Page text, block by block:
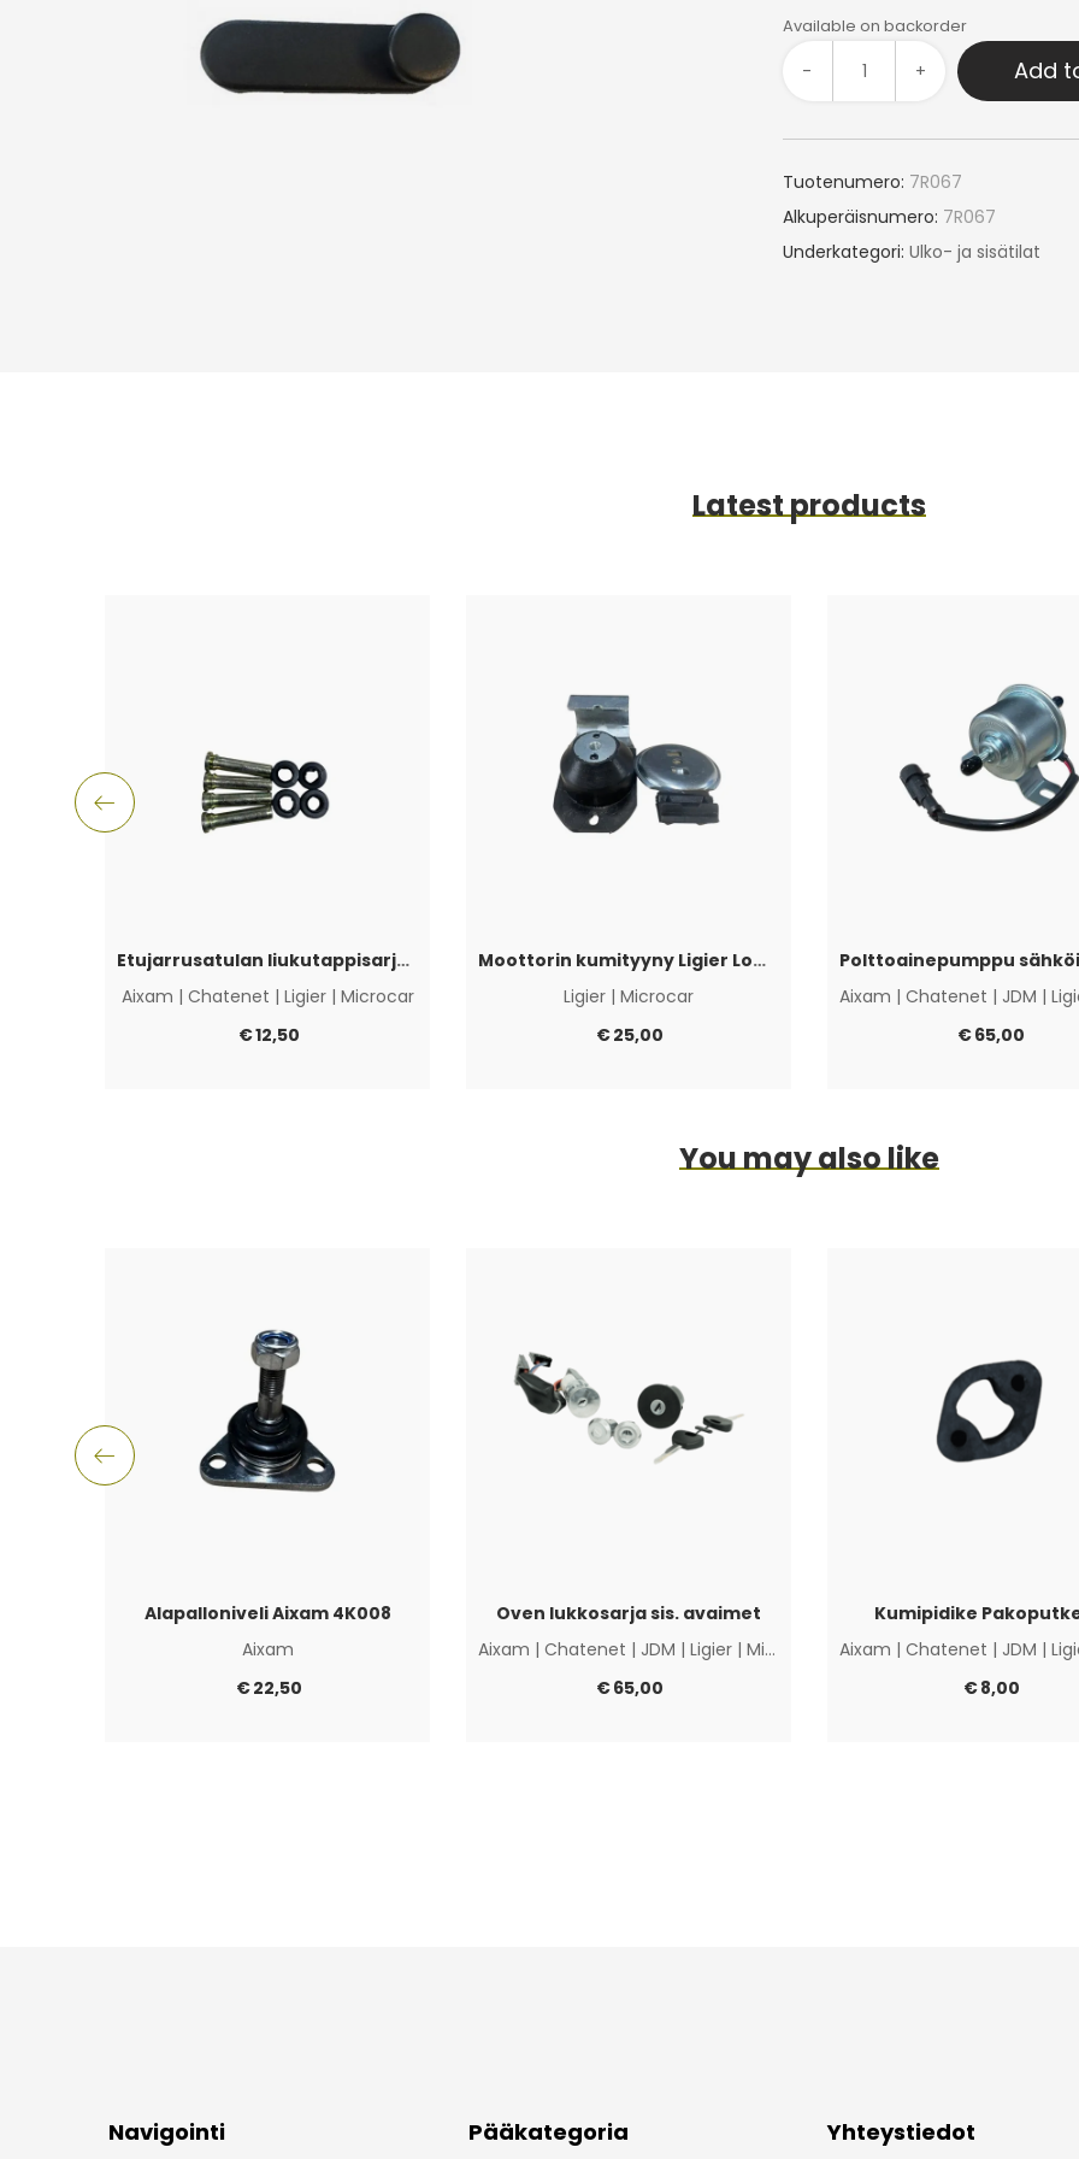
Available on backorder
- + Add
Tuotenumero: 7R067
Alkuperäisnumero: 7R067
Underkategori: Ulko- ja sisätilat
Latest products
Etujarrusatulan liukutappisarja Aixam, Ligier, Microcar & Chatenet
Aixam | Chatenet | Ligier| Microcar
€12,50
Moottorin kumityyny Ligier Lombardini Progress / DCI
Ligier | Microcar
€25,00
Aixam | Chatenet | JDM |
€65,00
You may also like
Alapalloniveli Aixam 4K008
Aixam
€22,50
Oven lukkosarja sis. avaimet
Aixam | Chatenet | JDM | Ligier | Microcar
Muut
€65,00
Kumipidike
Aixam | Chatenet | JDM |
€8,00
Navigointi Pääkategoria Yhteystiedot